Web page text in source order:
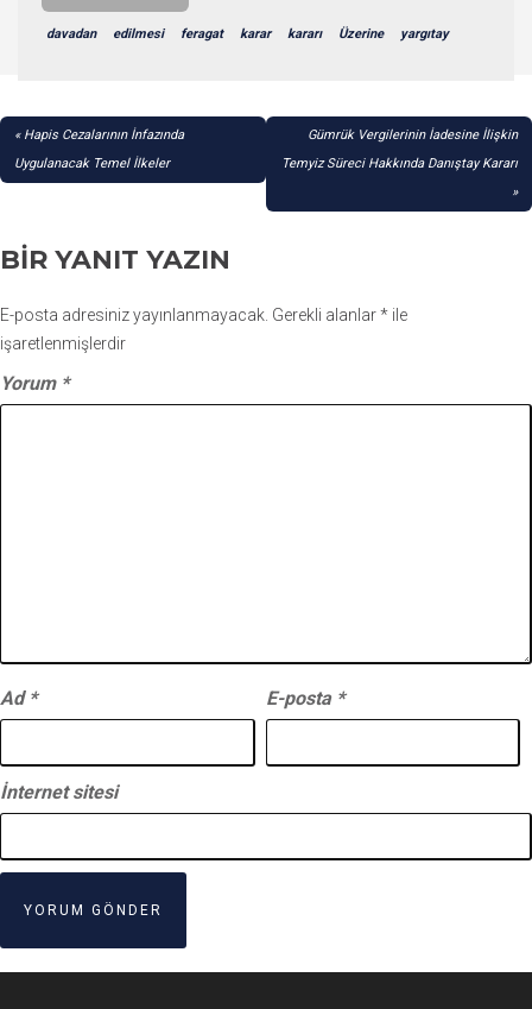
davadan edilmesi feragat karar kararı Üzerine yargıtay
YAZI
GEZINMESI
Hapis Cezalarının İnfazında
Uygulanacak Temel İlkeler
Gümrük Vergilerinin İadesine İlişkin
Temyiz Süreci Hakkında Danıştay Kararı
BIR YANIT YAZIN
E-posta adresiniz yayınlanmayacak. Gerekli alanlar* ile
işaretlenmişlerdir
Yorum *
Ad * E-posta *
İnternet sitesi